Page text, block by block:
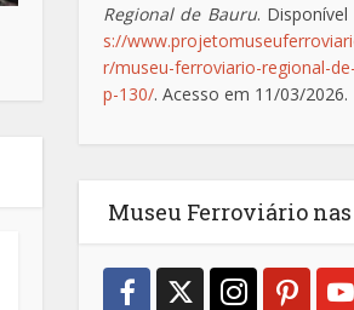
Regional de Bauru.
s://
r/museu-ferroviario-regional-
p-130/. Acesso em 11/03/2026.
Museu Ferroviário nas